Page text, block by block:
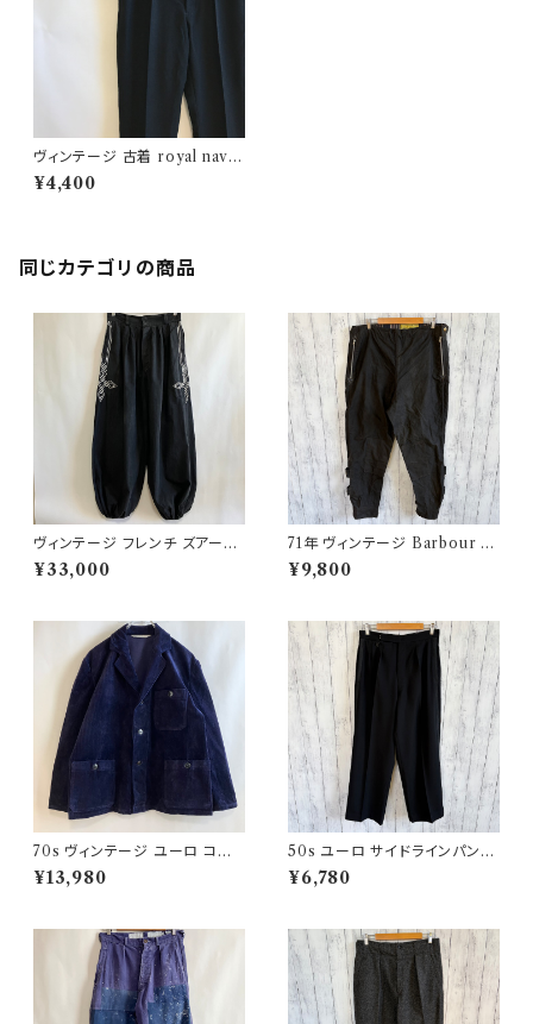
ヴィンテージ 古着 royal navy
dress pants イギリス軍 スラッ
クス ドレスパンツ
¥4,400
同じカテゴリの商品
ヴィンテージ フレンチ ズアーブ
パンツ ミリタリー フランス軍 フ
レンチアンティーク
¥33,000
71年 ヴィンテージ Barbour 黄
タグ インターナショナルパンツ
オイルドパンツ Barbour
¥9,800
70s ヴィンテージ ユーロ コー
デュロイ セットアップ ビンテー
ジ
¥13,980
50s ユーロ サイドラインパンツ
ウールパンツ ワイドスラックドレ
スパンツ
¥6,780